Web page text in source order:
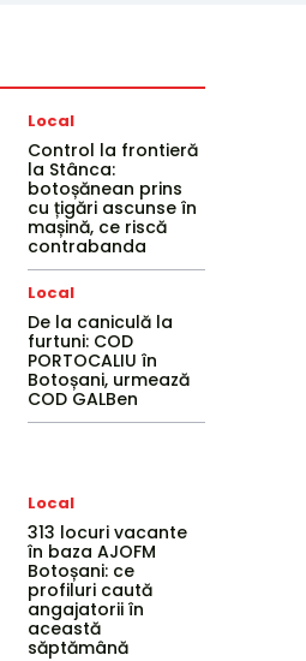
Local
Control la frontieră
la Stânca:
botoșănean prins
cu țigări ascunse în
mașină, ce riscă
contrabanda
Local
De la caniculă la
furtuni: COD
PORTOCALIU în
Botoșani, urmează
COD GALBen
Local
313 locuri vacante
în baza AJOFM
Botoșani: ce
profiluri caută
angajatorii în
această
săptămână